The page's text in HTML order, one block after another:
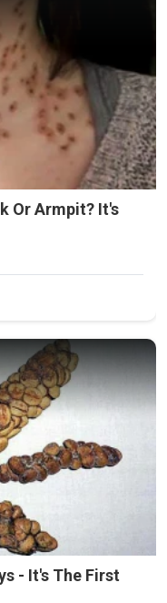
Or Armpit? It's
- It's The First